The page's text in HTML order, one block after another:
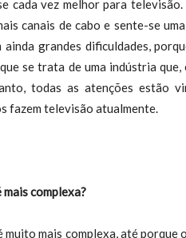
cada vez melhor para
canais de cabo e sente-se
grandes dificuldades,
se trata de uma indústria
todas as atenções estão
fazem televisão atualmente.
complexa?
mais complexa, até porque